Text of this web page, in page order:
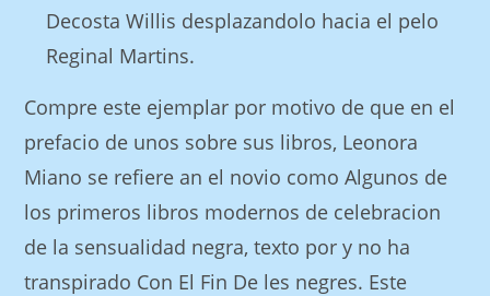
Decosta Willis desplazandolo hacia el pelo
Reginal Martins.
Compre este ejemplar por motivo de que en el
prefacio de unos sobre sus libros, Leonora
Miano se refiere an el novio como Algunos de
los primeros libros modernos de celebracion
de la sensualidad negra, texto por y no ha
transpirado Con El Fin De les negres. Este